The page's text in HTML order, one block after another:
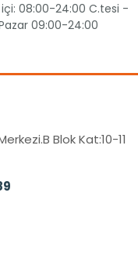
08:00-24:00 C.tesi -
09:00-24:00
Blok Kat:10-11